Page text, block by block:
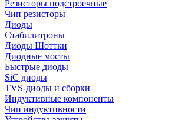
Резисторы подстроечные
Чип резисторы
Диоды
Стабилитроны
Диоды Шоттки
Диодные мосты
Быстрые диоды
SiC диоды
TVS-диоды и сборки
Индуктивные компоненты
Чип индуктивности